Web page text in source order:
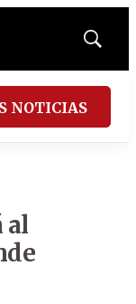
Mostrar
NOTICIAS
al